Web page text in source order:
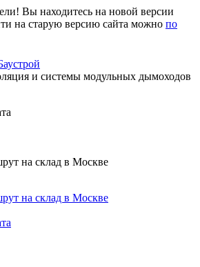
Вы находитесь на новой версии
на старую версию сайта можно по
и системы модульных дымоходов
на склад в Москве
на склад в Москве